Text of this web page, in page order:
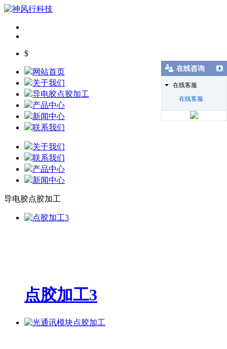
$
网站首页
关于我们
导电胶点胶加工
产品中心
新闻中心
联系我们
关于我们
联系我们
产品中心
新闻中心
导电胶点胶加工
点胶加工3
在线咨询
在线客服
在线客服